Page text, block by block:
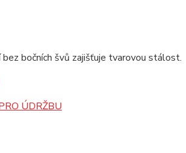
bočních švů zajišťuje tvarovou stálost.
ÚDRŽBU